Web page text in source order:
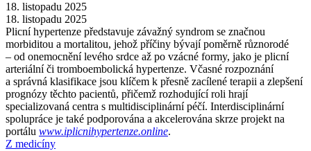
18. listopadu 2025
18. listopadu 2025
Plicní hypertenze představuje závažný syndrom se značnou
morbiditou a mortalitou, jehož příčiny bývají poměrně různorodé
–⁠ od onemocnění levého srdce až po vzácné formy, jako je plicní
arteriální či tromboembolická hypertenze. Včasné rozpoznání
a správná klasifikace jsou klíčem k přesně zacílené terapii a zlepšení
prognózy těchto pacientů, přičemž rozhodující roli hrají
specializovaná centra s multidisciplinární péčí. Interdisciplinární
spolupráce je také podporována a akcelerována skrze projekt na
portálu www.iplicnihypertenze.online.
Z medicíny